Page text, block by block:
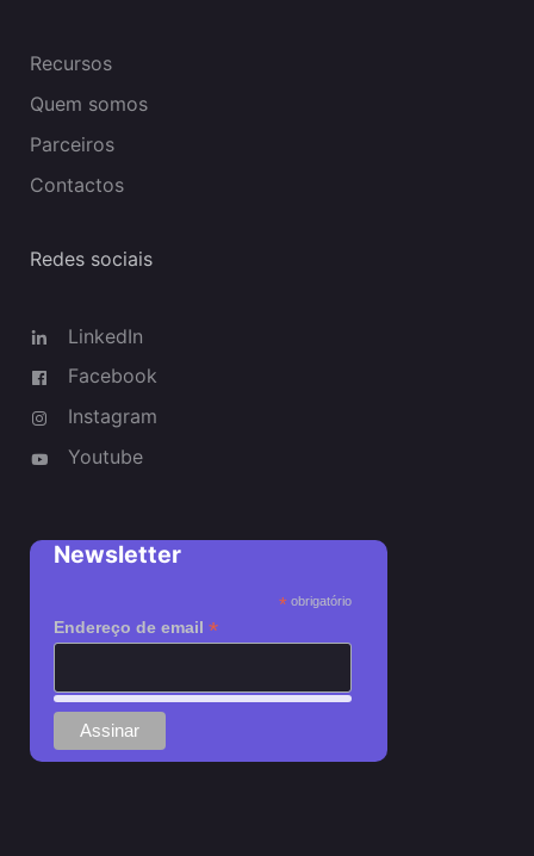
Recursos
Quem somos
Parceiros
Contactos
Redes sociais
LinkedIn
Facebook
Instagram
Youtube
Newsletter
*obrigatório
Endereço de email *